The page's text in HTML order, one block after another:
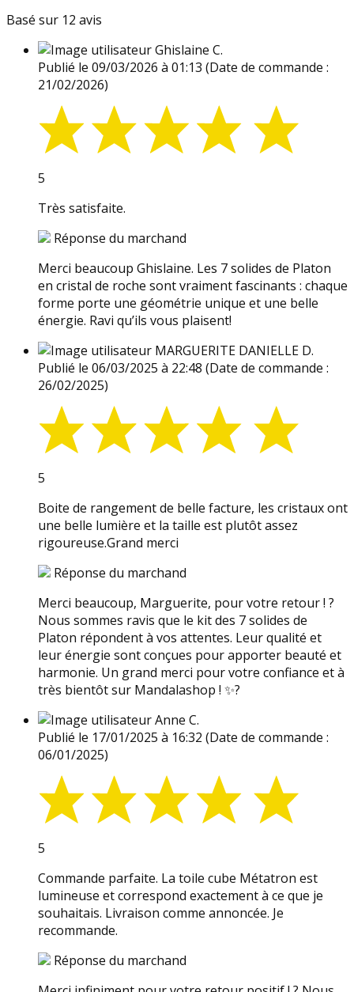
Basé sur 12 avis
Ghislaine C.
Publié le 09/03/2026 à 01:13 (Date de commande :
21/02/2026)
5
Très satisfaite.
Réponse du marchand
Merci beaucoup Ghislaine. Les 7 solides de Platon
en cristal de roche sont vraiment fascinants : chaque
forme porte une géométrie unique et une belle
énergie. Ravi qu’ils vous plaisent!
MARGUERITE DANIELLE D.
Publié le 06/03/2025 à 22:48 (Date de commande :
26/02/2025)
5
Boite de rangement de belle facture, les cristaux ont
une belle lumière et la taille est plutôt assez
rigoureuse.Grand merci
Réponse du marchand
Merci beaucoup, Marguerite, pour votre retour ! ?
Nous sommes ravis que le kit des 7 solides de
Platon répondent à vos attentes. Leur qualité et
leur énergie sont conçues pour apporter beauté et
harmonie. Un grand merci pour votre confiance et à
très bientôt sur Mandalashop ! ✨?
Anne C.
Publié le 17/01/2025 à 16:32 (Date de commande :
06/01/2025)
5
Commande parfaite. La toile cube Métatron est
lumineuse et correspond exactement à ce que je
souhaitais. Livraison comme annoncée. Je
recommande.
Réponse du marchand